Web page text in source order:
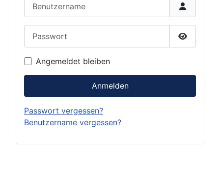
Passwort
Angemeldet bleiben
Anmelden
Passwort vergessen?
Benutzername vergessen?